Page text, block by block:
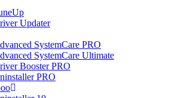
Updater
SystemCare PRO
SystemCare Ultimate
Booster PRO
PRO